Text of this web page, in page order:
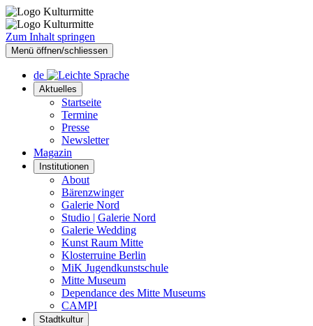
Zum Inhalt springen
Menü öffnen/schliessen
de
Aktuelles
Startseite
Termine
Presse
Newsletter
Magazin
Institutionen
About
Bärenzwinger
Galerie Nord
Studio | Galerie Nord
Galerie Wedding
Kunst Raum Mitte
Klosterruine Berlin
MiK Jugendkunstschule
Mitte Museum
Dependance des Mitte Museums
CAMPI
Stadtkultur